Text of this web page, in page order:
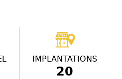
IMPLANTATIONS
20